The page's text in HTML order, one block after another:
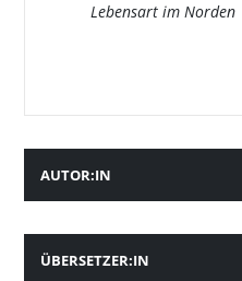
Lebensart im Norden
AUTOR:IN
ÜBERSETZER:IN